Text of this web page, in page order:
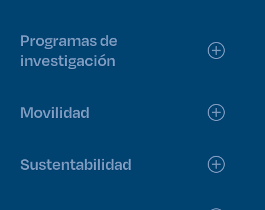
Programas de
investigación
Movilidad
Sustentabilidad